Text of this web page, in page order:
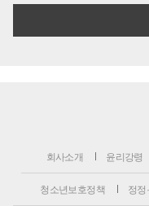
회사소개 윤리강령
청소년보호정책 정정